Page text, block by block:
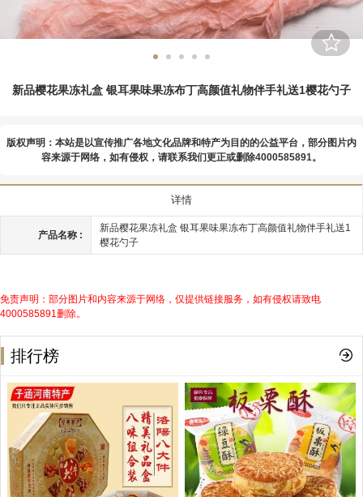
新品樱花果冻礼盒 银耳果味果冻布丁高颜值礼物伴手礼送1樱花勺子
版权声明：本站是以宣传推广各地文化品牌和特产为目的的公益平台，部分图片内
容来源于网络，如有侵权，请联系我们更正或删除4000585891。
详情
产品名称 :
新品樱花果冻礼盒 银耳果味果冻布丁高颜值礼物伴手礼送1
樱花勺子
免责声明：部分图片和内容来源于网络，仅提供链接服务，如有侵权请致电
4000585891删除。
排行榜